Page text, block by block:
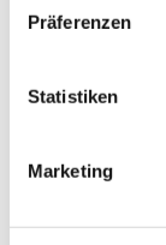
Präferenzen
Statistiken
Marketing